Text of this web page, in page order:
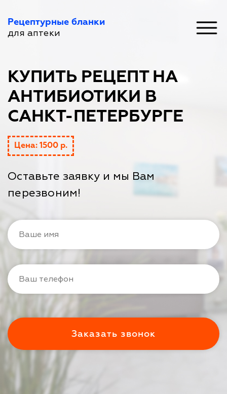
Рецептурные бланки
для аптеки
КУПИТЬ РЕЦЕПТ НА
АНТИБИОТИКИ В
САНКТ-ПЕТЕРБУРГЕ
Цена: 1500 р.
Оставьте заявку и мы Вам
перезвоним!